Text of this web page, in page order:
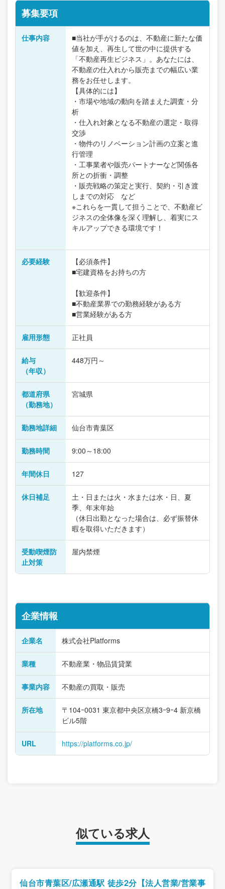
募集要項
仕事内容
■当社が手がけるのは、不動産に新たな価
値を加え、再生して世の中に提供する
「不動産再生ビジネス」。あなたには、
不動産の仕入れから販売までの幅広い業
務をお任せします。
【具体的には】
・市場や地域の動向を踏まえた調査・分
析
・仕入れ対象となる不動産の選定・取得
交渉
・物件のリノベーション計画の立案と進
行管理
・工事業者や販売パートナーなど関係各
所との折衝・調整
・販売戦略の策定と実行、契約・引き渡
しまでの対応 など
※これらを一貫して担うことで、不動産ビ
ジネスの全体像を深く理解し、着実にス
キルアップできる環境です！
必要経験
【必須条件】
■宅建資格をお持ちの方
【歓迎条件】
■不動産業界での勤務経験がある方
■営業経験がある方
雇用形態 正社員
給与
（年収）
448万円～
都道府県
（勤務地）
宮城県
勤務地詳細 仙台市青葉区
勤務時間 9:00～18:00
年間休日 127
休日補足
土・日または火・水または水・日、夏
季、年末年始
（休日出勤となった場合は、必ず振替休
暇を取得いただきます）
受動喫煙防
止対策
屋内禁煙
企業情報
企業名 株式会社Platforms
業種 不動産業・物品賃貸業
事業内容 不動産の買取・販売
所在地
〒104ｰ0031 東京都中央区京橋3ｰ9ｰ4 新京橋
ビル5階
URL https://platforms.co.jp/
似ている求人
仙台市青葉区/広瀬通駅 徒歩2分【法人営業/営業事